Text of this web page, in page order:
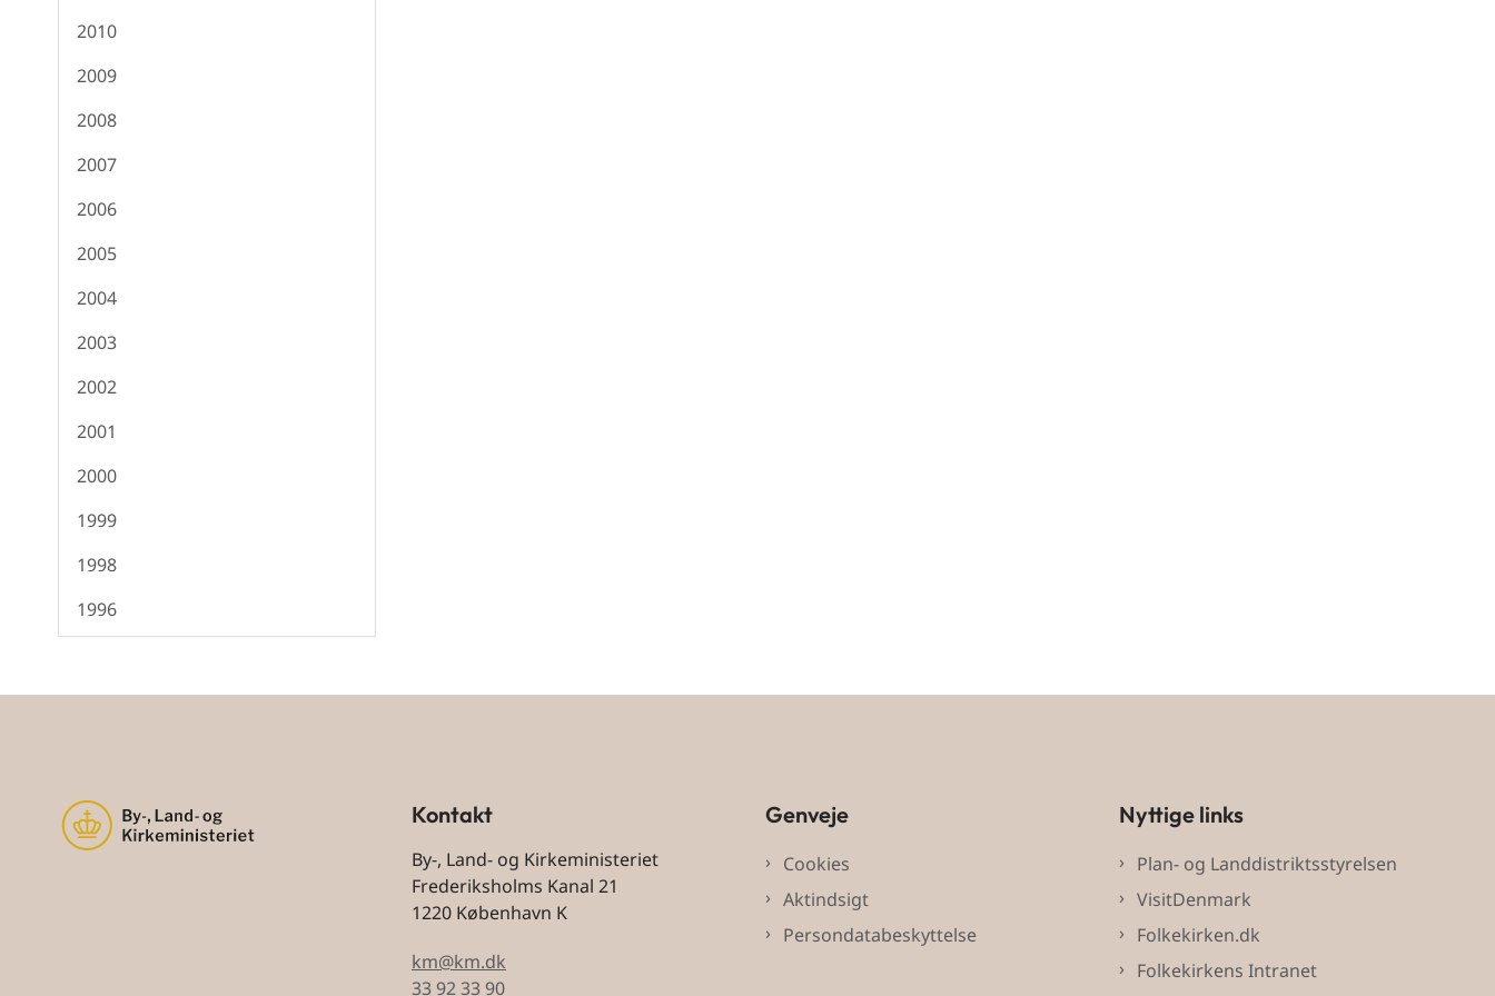
2010
2009
2008
2007
2006
2005
2004
2003
2002
2001
2000
1999
1998
1996
Kontakt
By-, Land- og Kirkeministeriet
Frederiksholms Kanal 21
1220 København K
km@km.dk
33 92 33 90
Genveje
Cookies
Aktindsigt
Persondatabeskyttelse
Nyttige links
Plan- og Landdistriktsstyrelsen
VisitDenmark
Folkekirken.dk
Folkekirkens Intranet